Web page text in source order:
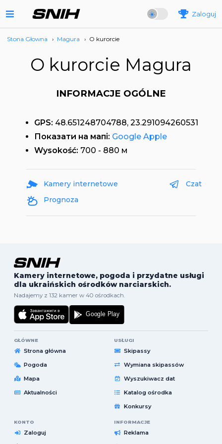
Zaloguj
Stona Głowna › Magura › O kurorcie
O kurorcie Magura
INFORMACJE OGÓLNE
GPS: 48.651248704788, 23.291094260531
Показати на мапі: Google Apple
Wysokość: 700 - 880 м
Kamery internetowe
Czat
Prognoza
Kamery internetowe, pogoda i przydatne usługi
dla ukraińskich ośrodków narciarskich.
Nadajemy z 132 kamer w 40 ośrodkach.
GŁÓWNE
Strona główna
Pogoda
Mapa
Aktualności
USŁUGI
Skipassy
Wymiana skipassów
Wyszukiwacz dat
Katalog ośrodka
Konkursy
KONTO
Zaloguj
INFORMACJE
Reklama